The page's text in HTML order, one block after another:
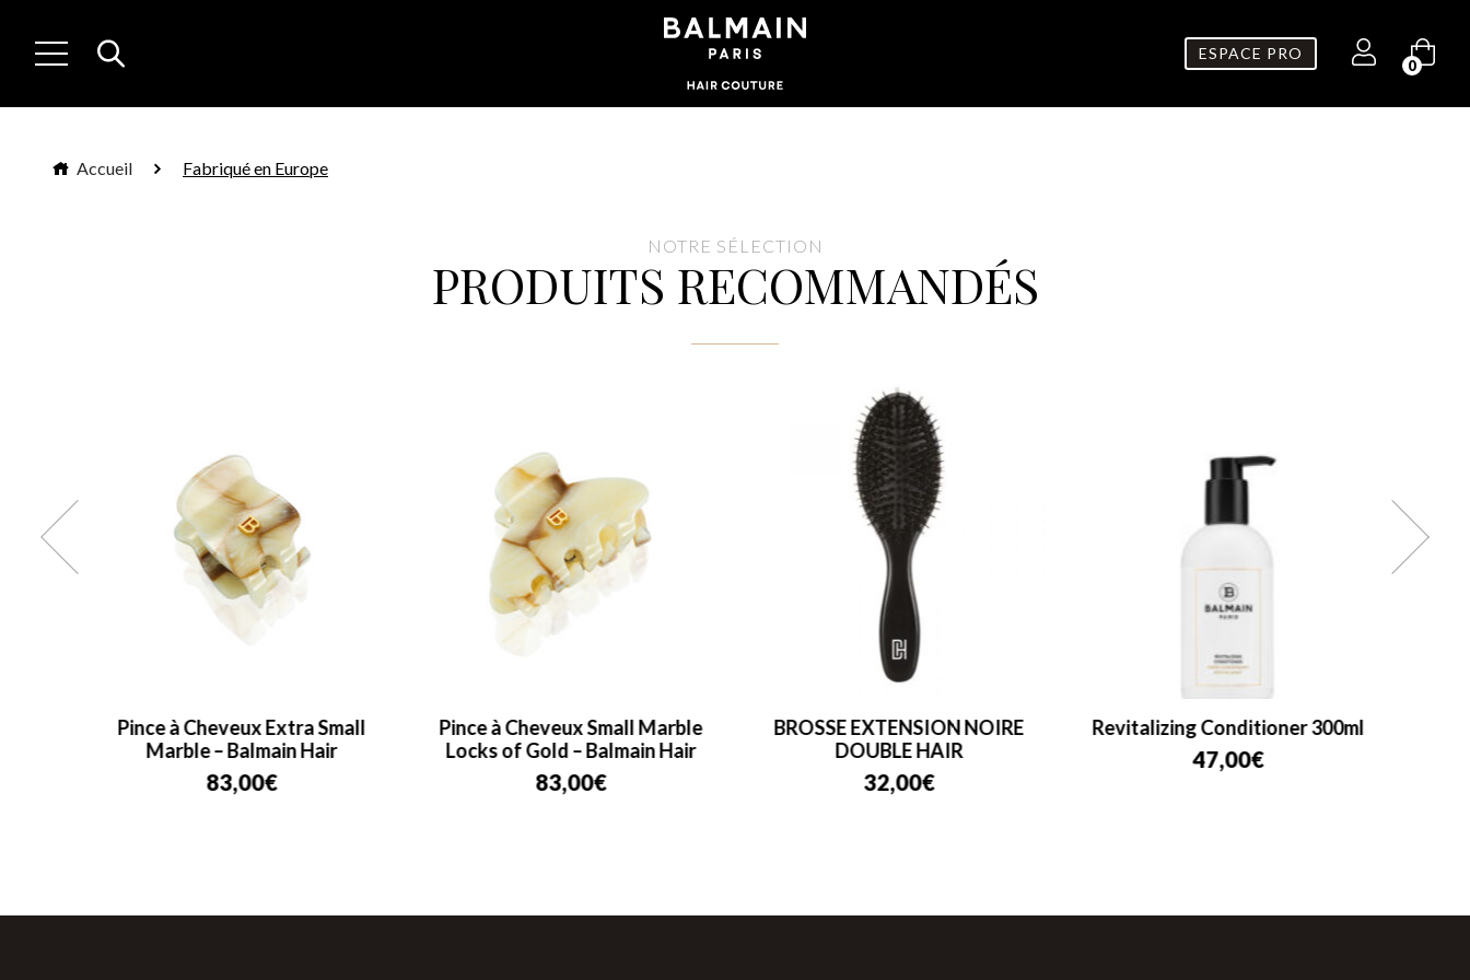
ESPACE PRO
0
Accueil Fabriqué en Europe
NOTRE SÉLECTION
PRODUITS RECOMMANDÉS
Pince à Cheveux Extra Small
Marble – Balmain Hair
83,00€
Pince à Cheveux Small Marble
Locks of Gold – Balmain Hair
83,00€
BROSSE EXTENSION NOIRE
DOUBLE HAIR
32,00€
Revitalizing Conditioner 300ml
47,00€